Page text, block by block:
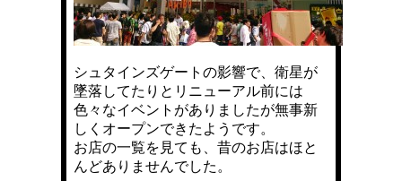
シュタインズゲートの影響で、衛星が
墜落してたりとリニューアル前には
色々なイベントがありましたが無事新
しくオープンできたようです。
お店の一覧を見ても、昔のお店はほと
んどありませんでした。